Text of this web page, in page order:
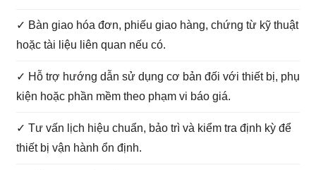
✓ Bàn giao hóa đơn, phiếu giao hàng, chứng từ kỹ thuật
hoặc tài liệu liên quan nếu có.
✓ Hỗ trợ hướng dẫn sử dụng cơ bản đối với thiết bị, phụ
kiện hoặc phần mềm theo phạm vi báo giá.
✓ Tư vấn lịch hiệu chuẩn, bảo trì và kiểm tra định kỳ để
thiết bị vận hành ổn định.